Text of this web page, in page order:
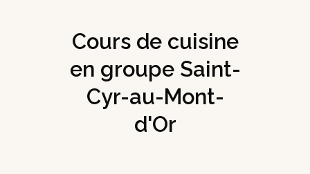
Cours de cuisine
en groupe Saint-
Cyr-au-Mont-
d'Or